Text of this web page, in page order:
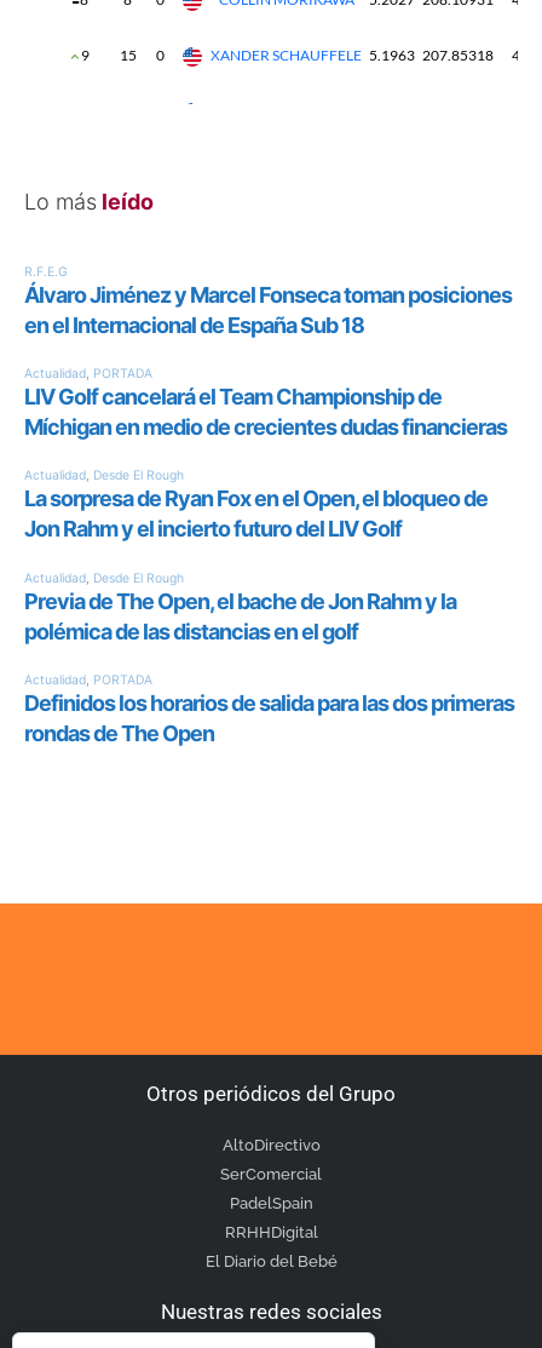
Lo más leído
Otros periódicos del Grupo
AltoDirectivo
SerComercial
PadelSpain
RRHHDigital
El Diario del Bebé
Nuestras redes sociales